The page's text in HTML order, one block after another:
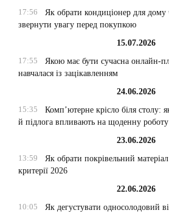
17:56
Як обрати кондиціонер для
звернути увагу перед покупкою
15.07.2026
17:55
Якою має бути сучасна онлайн-
навчалася із зацікавленням
24.06.2026
15:35
Комп’ютерне крісло біля столу:
й підлога впливають на щоденну роботу
23.06.2026
13:59
Як обрати покрівельний
критерії 2026
22.06.2026
10:05
Як дегустувати односолодовий